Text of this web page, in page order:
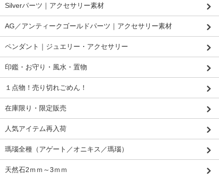
Silverパーツ｜アクセサリー素材
AG／アンティークゴールドパーツ｜アクセサリー素材
ペンダント｜ジュエリー・アクセサリー
印鑑・お守り・風水・置物
１点物！売り切れごめん！
在庫限り・限定販売
人気アイテム再入荷
瑪瑙全種（アゲート／オニキス／瑪瑙）
天然石2ｍｍ～3ｍｍ